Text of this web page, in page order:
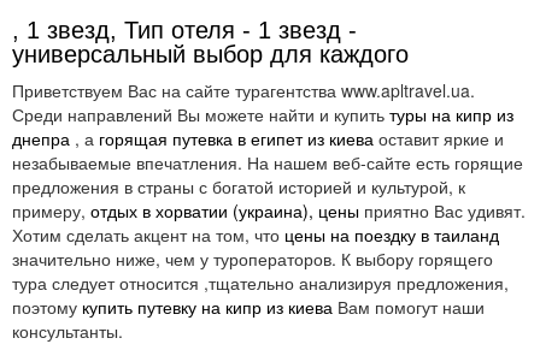
, 1 звезд, Тип отеля - 1 звезд -
универсальный выбор для каждого
Приветствуем Вас на сайте турагентства www.apltravel.ua.
Среди направлений Вы можете найти и купить туры на кипр из
днепра , а горящая путевка в египет из киева оставит яркие и
незабываемые впечатления. На нашем веб-сайте есть горящие
предложения в страны с богатой историей и культурой, к
примеру, отдых в хорватии (украина), цены приятно Вас удивят.
Хотим сделать акцент на том, что цены на поездку в таиланд
значительно ниже, чем у туроператоров. К выбору горящего
тура следует относится ,тщательно анализируя предложения,
поэтому купить путевку на кипр из киева Вам помогут наши
консультанты.